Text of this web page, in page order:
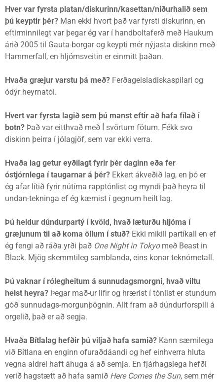
Hver var fyrsta platan/diskurinn/kasettan/niðurhalið sem
þú keyptir þér? Man ekki hvort það var fyrsti diskurinn, en
eftirminnilegt var þegar ég var í handboltaferð með Haukum
árið 2005 til Gauta-borgar og keypti mér nýjasta diskinn með
Hammerfall, en hljómsveitin er einmitt þaðan.
Hvaða græjur varstu þá með? Ferðageisladiskaspilari og
ódýr heyrnatól.
Hvert var fyrsta lagið sem þú manst eftir að hafa fílað í
botn? Það var eitthvað með Í svörtum fötum. Fékk svo
diskinn þeirra í jólagjöf, sem var ekki verra.
Hvaða lag getur eyðilagt fyrir þér daginn eða fer
óstjórnlega í taugarnar á þér? Ekkert ákveðið lag, en þó er
ég afar lítið fyrir nútíma rapptónlist og myndi það heyra til
undan-tekninga ef ég kæmist í gegnum heilt lag.
Þú heldur dúndurpartý í kvöld, hvað læturðu hljóma í
græjunum til að koma öllum í stuð? Ekki mikill partíkall en ef
ég fengi að ráða yrði það One Night in Tokyomeð Beast in
Black. Mjög skemmtileg samblanda, eins konar teknómetall.
Þú vaknar í rólegheitum á sunnudagsmorgni, hvað viltu
helst heyra? Þegar mað-ur lifir og hrærist í tónlist er stundum
góð sunnudags-morgunþögnin. Allt fram að dúndurforspili á
orgelið, það er að segja.
Hvaða Bítlalag hefðir þú viljað hafa samið? Kann sæmilega
við Bítlana en enginn ofuraðdáandi og hef einhverra hluta
vegna aldrei haft áhuga á að semja. En fjárhagslega hefði
verið hagstætt að hafa samið Here Comes the Sun, sem mér